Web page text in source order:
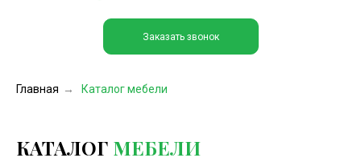
Заказать звонок
Главная → Каталог мебели
КАТАЛОГ МЕБЕЛИ